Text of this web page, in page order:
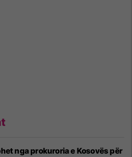
nga prokuroria e Kosovës për